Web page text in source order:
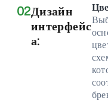
02Дизайн
интерфейс
а: